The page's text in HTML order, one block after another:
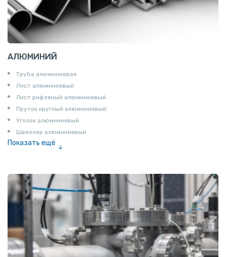
АЛЮМИНИЙ
Труба алюминиевая
Лист алюминиевый
Лист рифленый алюминиевый
Пруток круглый алюминиевый
Уголок алюминиевый
Швеллер алюминиевый
Показать ещё
Шина электротехническая
Алюминиевая плита
Z профиль алюминиевый
Т профиль алюминиевый
Пруток квадратный алюминиевый
Полоса алюминиевая
Пруток шестигранный алюминиевый